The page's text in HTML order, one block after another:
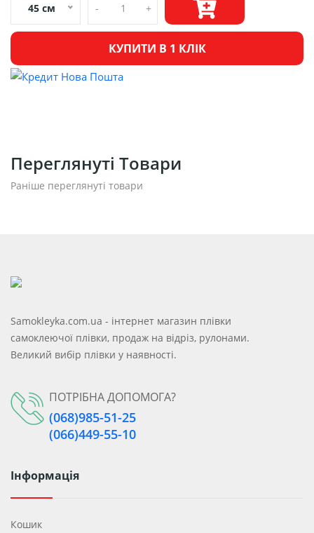
45 см - +
КУПИТИ В 1 КЛІК
Переглянуті Товари
Раніше переглянуті товари
Samokleyka.com.ua - інтернет магазин плівки
самоклеючої плівки, продаж на відріз, рулонами.
Великий вибір плівки у наявності.
ПОТРІБНА ДОПОМОГА?
(068)985-51-25
(066)449-55-10
Інформація
Кошик